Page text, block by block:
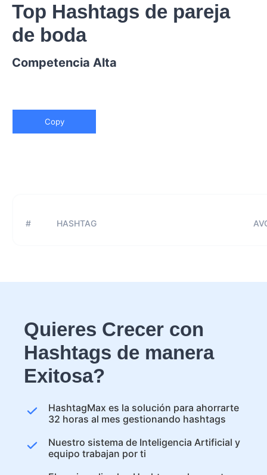
Top Hashtags de pareja
de boda
Competencia Alta
Copy
# HASHTAG
Quieres Crecer con
Hashtags de manera
Exitosa?
HashtagMax es la solución para ahorrarte
32 horas al mes gestionando hashtags
Nuestro sistema de Inteligencia Artificial y
equipo trabajan por ti